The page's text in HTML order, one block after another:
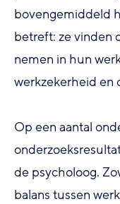
bovengemiddeld
betreft: ze vinden
nemen in hun
werkzekerheid en
Op een aantal
de psycholoog.
balans tussen